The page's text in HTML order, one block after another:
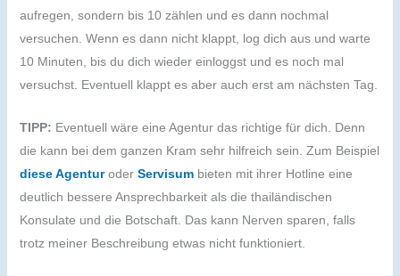
aufregen, sondern bis 10 zählen und es dann nochmal
versuchen. Wenn es dann nicht klappt, log dich aus und warte
10 Minuten, bis du dich wieder einloggst und es noch mal
versuchst. Eventuell klappt es aber auch erst am nächsten Tag.
TIPP: Eventuell wäre eine Agentur das richtige für dich. Denn
die kann bei dem ganzen Kram sehr hilfreich sein. Zum Beispiel
diese Agenturoder Servisumbieten mit ihrer Hotline eine
deutlich bessere Ansprechbarkeit als die thailändischen
Konsulate und die Botschaft. Das kann Nerven sparen, falls
trotz meiner Beschreibung etwas nicht funktioniert.